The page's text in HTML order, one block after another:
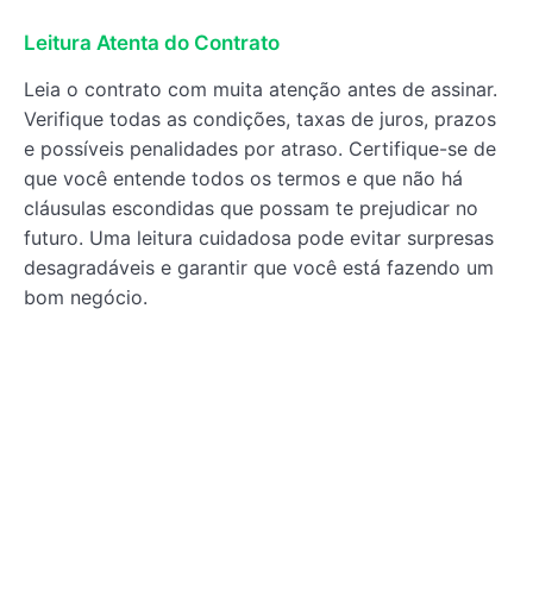
Leitura Atenta do Contrato
Leia o contrato com muita atenção antes de assinar.
Verifique todas as condições, taxas de juros, prazos
e possíveis penalidades por atraso. Certifique-se de
que você entende todos os termos e que não há
cláusulas escondidas que possam te prejudicar no
futuro. Uma leitura cuidadosa pode evitar surpresas
desagradáveis e garantir que você está fazendo um
bom negócio.